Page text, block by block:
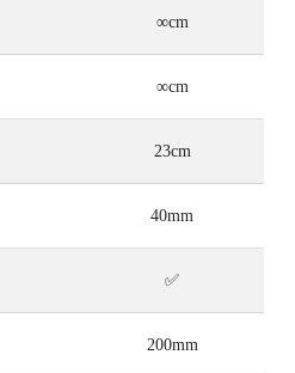
∞cm
∞cm
23cm
40mm
✅
200mm